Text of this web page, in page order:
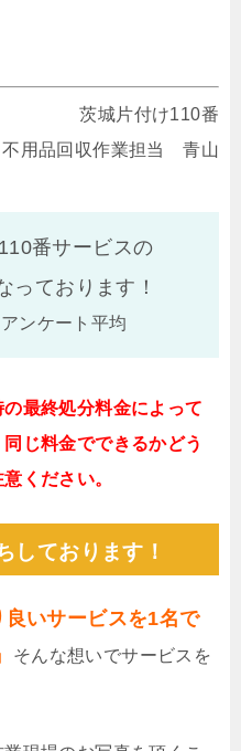
茨城片付け110番
不用品回収作業担当 青山
番サービスの
っております！
ンケート平均
最終処分料金によって
じ料金でできるかどう
ください。
しております！
良いサービスを1名で
そんな想いでサービスを